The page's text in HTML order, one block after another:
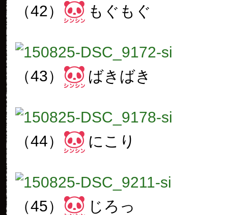
（42） もぐもぐ
（43） ばきばき
（44） にこり
（45） じろっ